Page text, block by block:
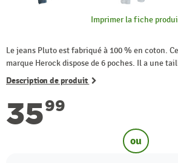
Imprimer la fiche
Le jeans Pluto est fabriqué à 100 % en coton.
marque Herock dispose de 6 poches. Il a une
Description de produit
3599
ou